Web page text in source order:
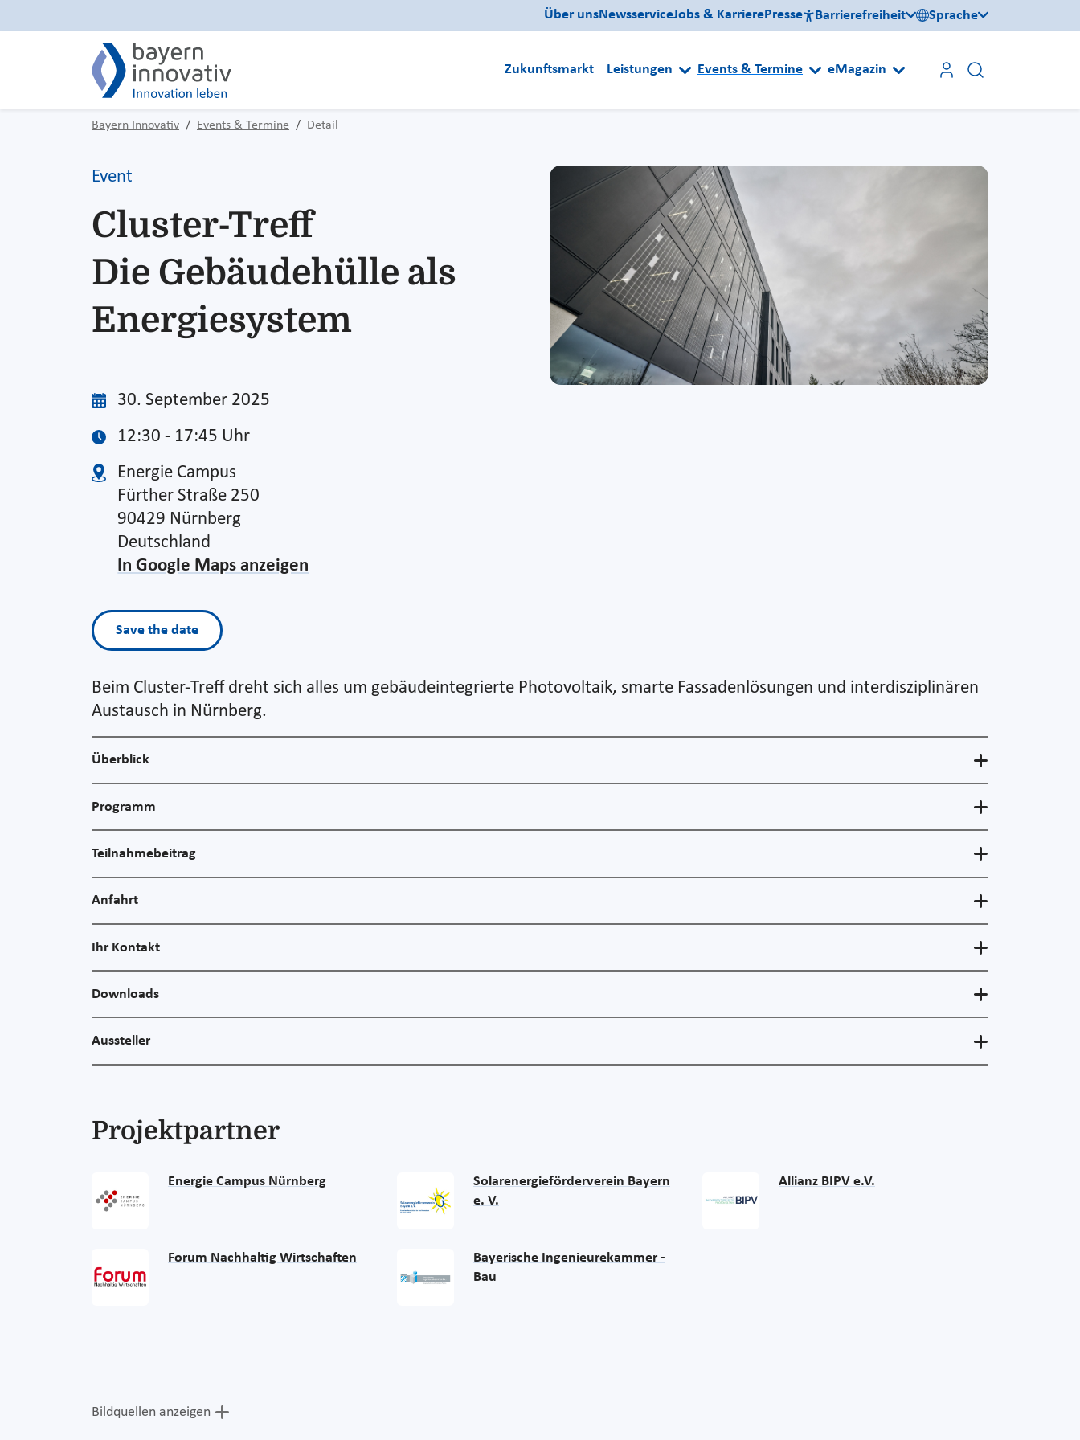
Über unsNewsserviceJobs & KarrierePresse Barrierefreiheit Sprache
Zukunftsmarkt Leistungen Events & Termine eMagazin
Bayern Innovativ Events & Termine Detail
Event
Cluster-Treff
Die Gebäudehülle als
Energiesystem
30. September 2025
12:30 - 17:45 Uhr
Energie Campus
Fürther Straße 250
90429 Nürnberg
Deutschland
In Google Maps anzeigen
Save the date
Beim Cluster-Treff dreht sich alles um gebäudeintegrierte Photovoltaik, smarte Fassadenlösungen und interdisziplinären
Austausch in Nürnberg.
Überblick
Programm
Teilnahmebeitrag
Anfahrt
Ihr Kontakt
Downloads
Aussteller
Projektpartner
Energie Campus Nürnberg
Solarenergieförderverein Bayern
e. V.
Allianz BIPV e.V.
Forum Nachhaltig Wirtschaften
Bayerische Ingenieurekammer -
Bau
Bildquellen anzeigen